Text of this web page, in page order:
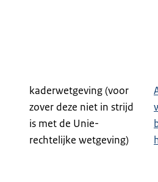
kaderwetgeving (voor
zover deze niet in strijd
is met de Unie-
rechtelijke wetgeving)